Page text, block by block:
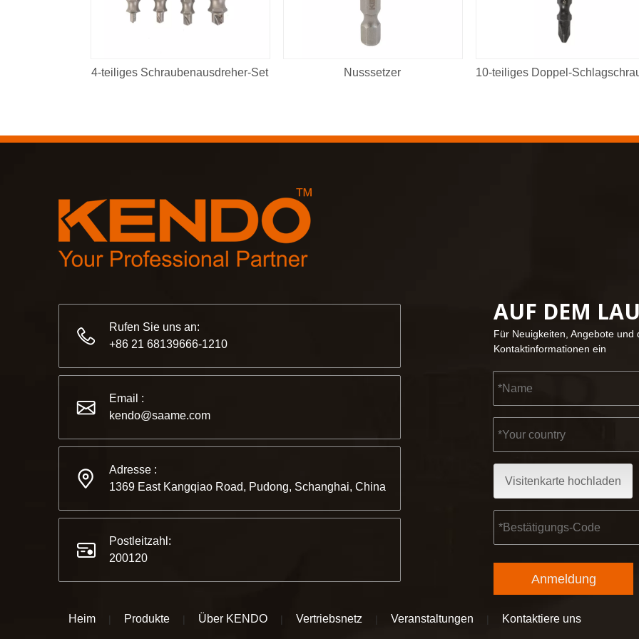
4-teiliges Schraubenausdreher-Set Nusssetzer
Rufen Sie uns an:
+86 21 68139666-1210
Email :
kendo@saame.com
Adresse :
1369 East Kangqiao Road, Pudong, Schanghai, China
Postleitzahl:
200120
AUF DEM
Für Neuigkeiten, Angebote
Kontaktinformationen ein
Visitenkarte hochladen
Anmeldung
Heim | Produkte | Über KENDO | Vertriebsnetz | Veranstaltungen | Kontaktiere uns